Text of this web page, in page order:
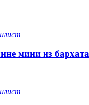
мини из бархата